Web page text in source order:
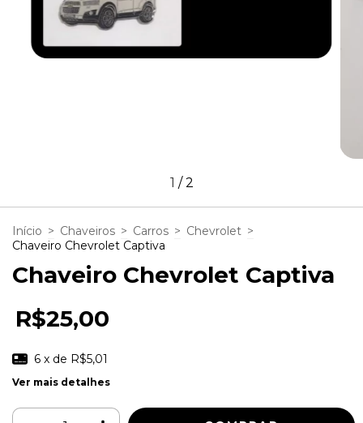
1 /2
Início > Chaveiros > Carros > Chevrolet >
Chaveiro Chevrolet Captiva
Chaveiro Chevrolet Captiva
R$25,00
6 x de R$5,01
Ver mais detalhes